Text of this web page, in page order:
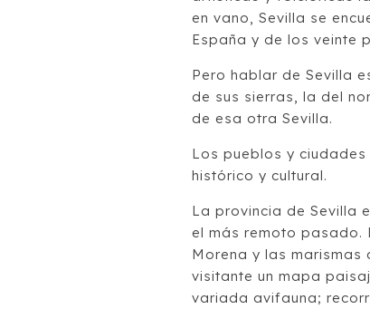
en vano, Sevilla se
España y de los veinte
Pero hablar de Sevilla
de sus sierras, la del
de esa otra Sevilla.
Los pueblos y
histórico y cultural.
La provincia de Sevilla
el más remoto pasado.
Morena y las
visitante un mapa
variada avifauna;